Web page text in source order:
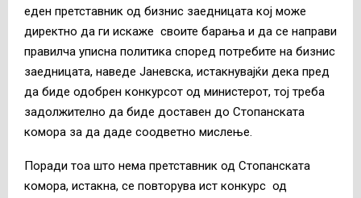
еден претставник од бизнис заедницата кој може
директно да ги искаже своите барања и да се направи
правилча уписна политика според потребите на бизнис
заедницата, наведе Јаневска, истакнувајќи дека пред
да биде одобрен конкурсот од министерот, тој треба
задолжително да биде доставен до Стопанската
комора за да даде соодветно мислење.
Поради тоа што нема претставник од Стопанската
комора, истакна, се повторува ист конкурс од